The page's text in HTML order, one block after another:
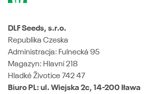
DLF Seeds, s.r.o.
Republika Czeska
Administracja: Fulnecká 95
Magazyn: Hlavní 218
Hladké Životice 742 47
​Biuro PL: ul. Wiejska 2c, 14-200 Iława